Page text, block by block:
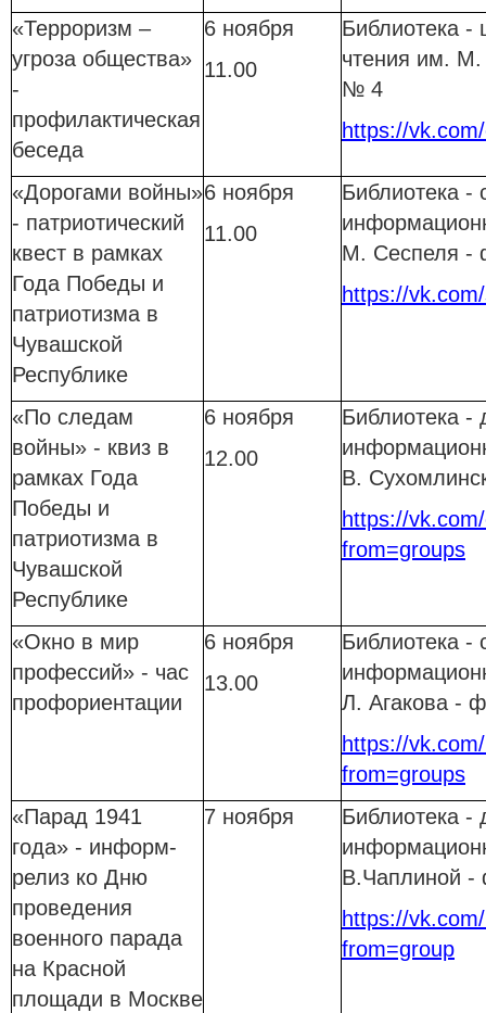
«Терроризм –
угроза общества»
-
профилактическая
беседа
6 ноября
11.00
Библиотека -
чтения им.
№ 4
https://
«Дорогами войны»
- патриотический
квест в рамках
Года Победы и
патриотизма в
Чувашской
Республике
6 ноября
11.00
Библиотека -
М. Сеспеля -
https://
«По следам
войны» - квиз в
рамках Года
Победы и
патриотизма в
Чувашской
Республике
6 ноября
12.00
Библиотека -
В.
https://
from=groups
«Окно в мир
профессий» - час
профориентации
6 ноября
13.00
Библиотека -
Л. Агакова -
https://
from=groups
«Парад 1941
года» - информ-
релиз ко Дню
проведения
военного парада
на Красной
площади в Москве
7 ноября
Библиотека -
В.Чаплиной
https://
from=group